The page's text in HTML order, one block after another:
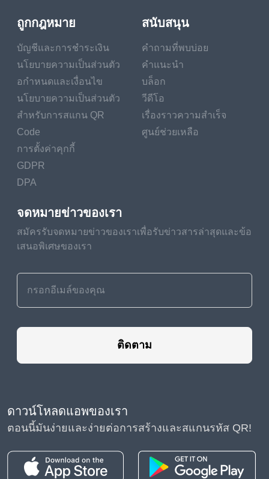
the very end.
"Echoes of Eternity" (Historical Drama)
"Echoes of Eternity", directed by visionary filmmaker
Wong Kar-wai, is a sweeping historical drama that
transports viewers to ancient China during the
waning days of the Tang Dynasty. As a young
scholar embarks on a journey of self-discovery and
enlightenment, he becomes entangled in a web of
political intrigue, forbidden love, and epic battles that
shape the course of history. With its sumptuous
Eternity" is a cinematic masterpiece that transports
viewers to another time and place.
compelling array of cinematic experiences, from epic
sci-fi adventures and fantastical journeys to gripping
mysteries and poignant dramas. Whether you're
delving into the world of dreams in "Dreamscape", or
and prepare to be transported on an unforgettable
cinematic journey through some of the top movies.
ถูกกฎหมาย
บัญชีและการชำระเงิน
นโยบายความเป็นส่วนตัว
อกำหนดและเงื่อนไข
นโยบายความเป็นส่วนตัว
สำหรับการสแกน QR
Code
การตั้งค่าคุกกี้
GDPR
DPA
สนับสนุน
คำถามที่พบบ่อย
คำแนะนำ
บล็อก
วีดีโอ
เรื่องราวความสำเร็จ
ศูนย์ช่วยเหลือ
จดหมายข่าวของเรา
สมัครรับจดหมายข่าวของเราเพื่อรับข่าวสารล่าสุดและข้อ
เสนอพิเศษของเรา
ติดตาม
ดาวน์โหลดแอพของเรา
ตอนนี้มันง่ายและง่ายต่อการสร้างและสแกนรหัส QR!